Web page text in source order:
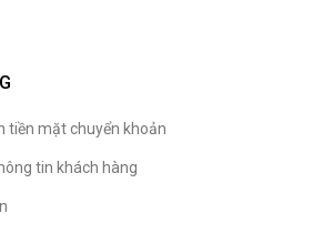
tiền mặt chuyển khoản
tin khách hàng